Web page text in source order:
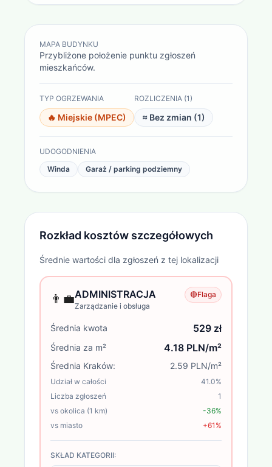
MAPA BUDYNKU
Przybliżone położenie punktu zgłoszeń
mieszkańców.
TYP OGRZEWANIA
🔥 Miejskie (MPEC)
ROZLICZENIA (1)
≈ Bez zmian (1)
UDOGODNIENIA
Winda
Garaż / parking podziemny
Rozkład kosztów szczegółowych
Średnie wartości dla zgłoszeń z tej lokalizacji
👨‍💼ADMINISTRACJA
Zarządzanie i obsługa
🔴Flaga
Średnia kwota 529 zł
Średnia za m² 4.18 PLN/m²
Średnia Kraków: 2.59 PLN/m²
Udział w całości 41.0%
Liczba zgłoszeń
1
vs okolica (1 km)
-36%
vs miasto
+61%
SKŁAD KATEGORII: